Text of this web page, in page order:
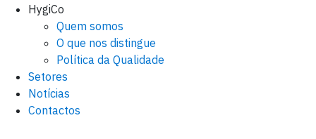
HygiCo
Quem somos
O que nos distingue
Política da Qualidade
Setores
Notícias
Contactos